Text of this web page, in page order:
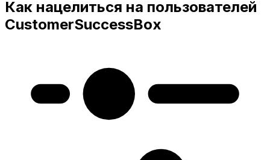
Как нацелиться на пользователей
CustomerSuccessBox